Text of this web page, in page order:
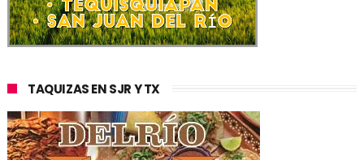
TAQUIZAS EN SJR Y TX